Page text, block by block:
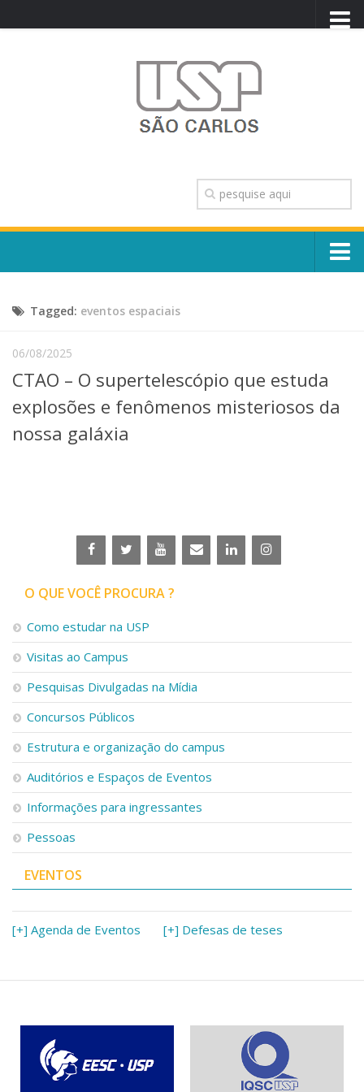
TRANSPARÊNCIA
OUVIDORIA
CONTATO
Escola, Institutos e Órgãos
Núcleos e Comissões
Telefones e Mapas
Pessoas
Ensino
Graduação
Linhas de Pesquisa
Centros, Núcleos e Projetos em Rede
Iniciação Científica
Empresas Juniores
Extensão à Comunidade
Projetos, Programas e Cursos
Artes, Cultura e Esportes
Museus e Espaços Interativos
Serviços
Bibliotecas
Apoio ao Estudante
Segurança, Trânsito e Prevenção
RH, Administrativo e Financeiro
Outros serviços
Comunicação
Assessorias e Mídias
Aplicativos e Sites
Jornal da USP
Agenda de Eventos
Tagged: eventos espaciais
06/08/2025
CTAO – O supertelescópio que estuda
explosões e fenômenos misteriosos da
nossa galáxia
O QUE VOCÊ PROCURA ?
Como estudar na USP
Visitas ao Campus
Pesquisas Divulgadas na Mídia
Concursos Públicos
Estrutura e organização do campus
Auditórios e Espaços de Eventos
Informações para ingressantes
Pessoas
EVENTOS
[+] Agenda de Eventos [+] Defesas de teses